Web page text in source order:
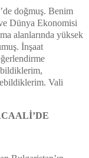
doğmuş. Benim
Dünya Ekonomisi
alanlarında yüksek
İnşaat
bildiklerim,
Vali